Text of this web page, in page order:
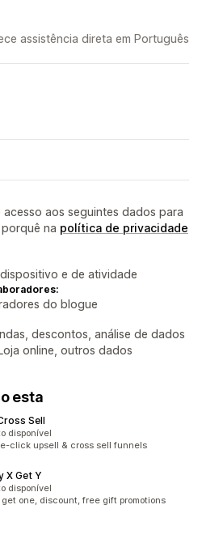
assistência direta em Português
aos seguintes dados para
na política de privacidade
e de atividade
do blogue
descontos, análise de dados
online, outros dados
esta
Sell
disponível
click upsell & cross sell funnels
X Get Y
disponível
one, discount, free gift promotions